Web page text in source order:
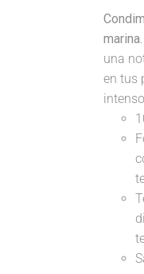
marina.
una
en tus